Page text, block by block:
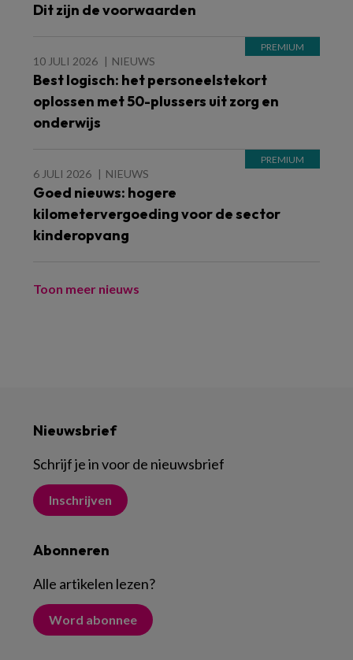
Dit zijn de voorwaarden
10 JULI 2026 NIEUWS
Best logisch: het personeelstekort
oplossen met 50-plussers uit zorg en
onderwijs
6 JULI 2026 NIEUWS
Goed nieuws: hogere
kilometervergoeding voor de sector
kinderopvang
Toon meer nieuws
Nieuwsbrief
Schrijf je in voor de nieuwsbrief
Inschrijven
Abonneren
Alle artikelen lezen?
Word abonnee